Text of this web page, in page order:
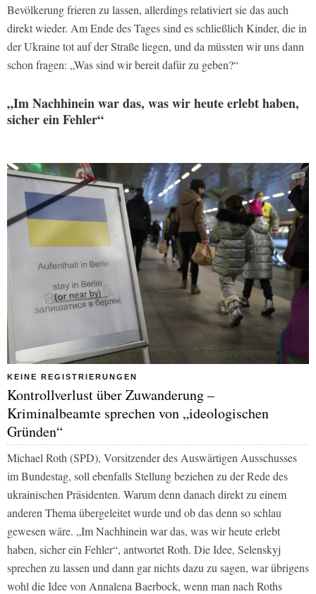
Bevölkerung frieren zu lassen, allerdings relativiert sie das auch
direkt wieder. Am Ende des Tages sind es schließlich Kinder, die in
der Ukraine tot auf der Straße liegen, und da müssten wir uns dann
schon fragen: „Was sind wir bereit dafür zu geben?“
„Im Nachhinein war das, was wir heute erlebt haben,
sicher ein Fehler“
KEINE REGISTRIERUNGEN
Kontrollverlust über Zuwanderung –
Kriminalbeamte sprechen von „ideologischen
Gründen“
Michael Roth (SPD), Vorsitzender des Auswärtigen Ausschusses
im Bundestag, soll ebenfalls Stellung beziehen zu der Rede des
ukrainischen Präsidenten. Warum denn danach direkt zu einem
anderen Thema übergeleitet wurde und ob das denn so schlau
gewesen wäre. „Im Nachhinein war das, was wir heute erlebt
haben, sicher ein Fehler“, antwortet Roth. Die Idee, Selenskyj
sprechen zu lassen und dann gar nichts dazu zu sagen, war übrigens
wohl die Idee von Annalena Baerbock, wenn man nach Roths